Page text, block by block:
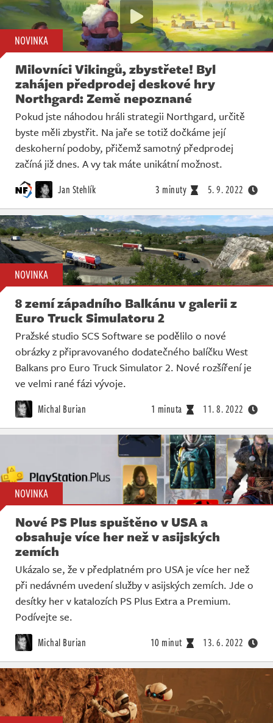
NOVINKA
Milovníci Vikingů, zbystřete! Byl
zahájen předprodej deskové hry
Northgard: Země nepoznané
Pokud jste náhodou hráli strategii Northgard, určitě
byste měli zbystřit. Na jaře se totiž dočkáme její
deskoherní podoby, přičemž samotný předprodej
začíná již dnes. A vy tak máte unikátní možnost.
Jan Stehlík 3 minuty 5. 9. 2022
NOVINKA
8 zemí západního Balkánu v galerii z
Euro Truck Simulatoru 2
Pražské studio SCS Software se podělilo o nové
obrázky z připravovaného dodatečného balíčku West
Balkans pro Euro Truck Simulator 2. Nové rozšíření je
ve velmi rané fázi vývoje.
Michal Burian 1 minuta 11. 8. 2022
NOVINKA
Nové PS Plus spuštěno v USA a
obsahuje více her než v asijských
zemích
Ukázalo se, že v předplatném pro USA je více her než
při nedávném uvedení služby v asijských zemích. Jde o
desítky her v katalozích PS Plus Extra a Premium.
Podívejte se.
Michal Burian 10 minut 13. 6. 2022